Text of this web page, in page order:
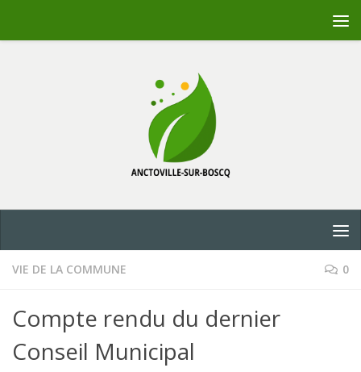
VIE DE LA COMMUNE 0
Compte rendu du dernier
Conseil Municipal